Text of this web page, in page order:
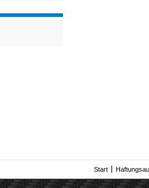
Start